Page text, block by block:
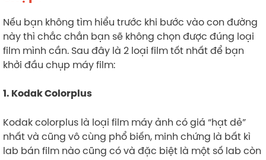
Nếu bạn không tìm hiểu trước khi bước vào con đường
này thì chắc chắn bạn sẽ không chọn được đúng loại
film mình cần. Sau đây là 2 loại film tốt nhất để bạn
khởi đầu chụp máy film:
1. Kodak Colorplus
Kodak colorplus là loại film máy ảnh có giá “hạt dẻ”
nhất và cũng vô cùng phổ biến, minh chứng là bất kì
lab bán film nào cũng có và đặc biệt là một số lab còn